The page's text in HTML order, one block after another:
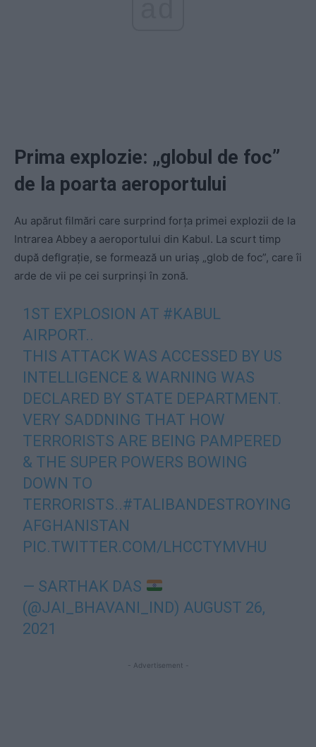
Prima explozie: „globul de foc”
de la poarta aeroportului
Au apărut filmări care surprind forța primei explozii de la
Intrarea Abbey a aeroportului din Kabul. La scurt timp
după deflgrație, se formează un uriaș „glob de foc”, care îi
arde de vii pe cei surprinși în zonă.
1ST EXPLOSION AT #KABUL
AIRPORT..
THIS ATTACK WAS ACCESSED BY US
INTELLIGENCE & WARNING WAS
DECLARED BY STATE DEPARTMENT.
VERY SADDNING THAT HOW
TERRORISTS ARE BEING PAMPERED
& THE SUPER POWERS BOWING
DOWN TO
TERRORISTS..#TALIBANDESTROYING
AFGHANISTAN
PIC.TWITTER.COM/LHCCTYMVHU
— SARTHAK DAS
(@JAI_BHAVANI_IND) AUGUST 26,
2021
- Advertisement -